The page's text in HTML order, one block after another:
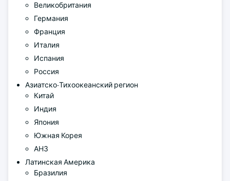
Великобритания
Германия
Франция
Италия
Испания
Россия
Азиатско-Тихоокеанский регион
Китай
Индия
Япония
Южная Корея
АНЗ
Латинская Америка
Бразилия